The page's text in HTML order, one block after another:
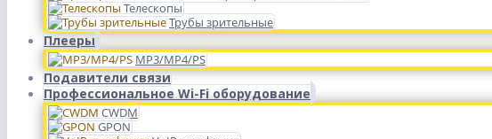
Телескопы
Трубы зрительные
Плееры
MP3/MP4/PS
Подавители связи
Профессиональное Wi-Fi оборудование
CWDM
GPON